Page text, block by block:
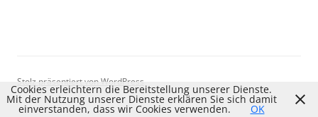
Stolz präsentiert von WordPress
Cookies erleichtern die Bereitstellung unserer Dienste.
Mit der Nutzung unserer Dienste erklären Sie sich damit
einverstanden, dass wir Cookies verwenden. OK